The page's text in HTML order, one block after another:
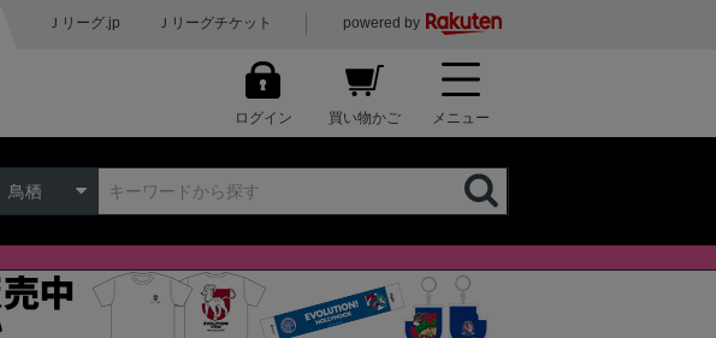
Ｊリーグ.jp Ｊリーグチケット powered by
ログイン 買い物かご メニュー
鳥栖